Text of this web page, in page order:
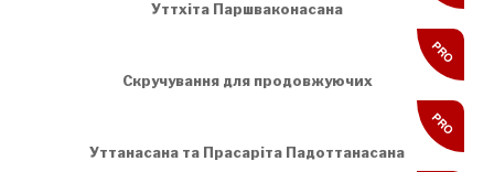
Уттхіта Паршваконасана
Скручування для продовжуючих
PRO
Уттанасана та Прасаріта Падоттанасана
PRO